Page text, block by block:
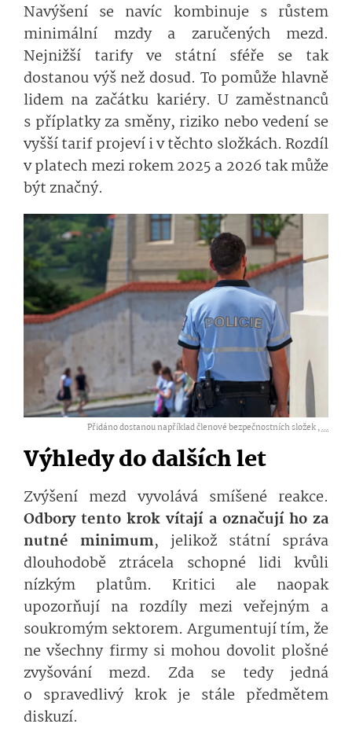
Navýšení se navíc kombinuje s růstem
minimální mzdy a zaručených mezd.
Nejnižší tarify ve státní sféře se tak
dostanou výš než dosud. To pomůže hlavně
lidem na začátku kariéry. U zaměstnanců
s příplatky za směny, riziko nebo vedení se
vyšší tarif projeví i v těchto složkách. Rozdíl
v platech mezi rokem 2025 a 2026 tak může
být značný.
Přidáno dostanou například členové bezpečnostních složek ,...
Výhledy do dalších let
Zvýšení mezd vyvolává smíšené reakce.
Odbory tento krok vítají a označují ho za
nutné minimum, jelikož státní správa
dlouhodobě ztrácela schopné lidi kvůli
nízkým platům. Kritici ale naopak
upozorňují na rozdíly mezi veřejným a
soukromým sektorem. Argumentují tím, že
ne všechny firmy si mohou dovolit plošné
zvyšování mezd. Zda se tedy jedná
o spravedlivý krok je stále předmětem
diskuzí.